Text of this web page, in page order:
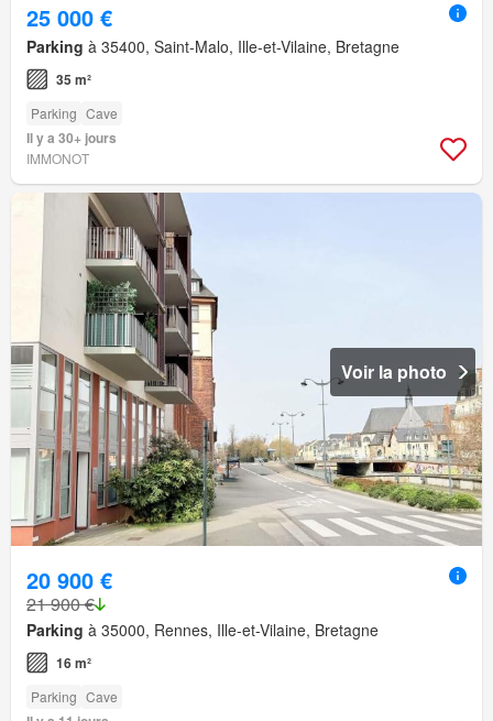
25 000 €
Parking à 35400, Saint-Malo, Ille-et-Vilaine, Bretagne
35 m²
Parking Cave
Il y a 30+ jours
IMMONOT
Voir la photo
20 900 €
21 900 €
Parking à 35000, Rennes, Ille-et-Vilaine, Bretagne
16 m²
Parking Cave